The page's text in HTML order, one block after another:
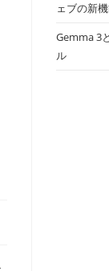
ェブの新
Gemma 3
ル